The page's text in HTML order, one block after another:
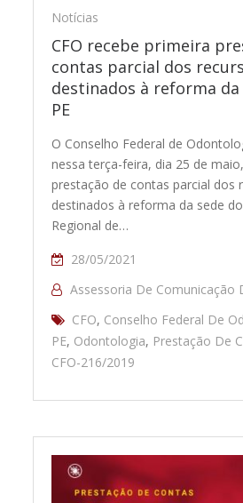
Notícias
CFO recebe primeira
contas parcial dos
destinados à reforma da
PE
O Conselho Federal de
nessa terça-feira, dia 25 de
prestação de contas parcial dos
destinados à reforma da sede
Regional de…
28/05/2021
Assessoria De Comunicação
CFO, Conselho Federal De
PE, Odontologia, Prestação De
CFO-216/2019